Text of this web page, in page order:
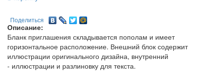
Поделиться
Описание:
Бланк приглашения складывается пополам и имеет
горизонтальное расположение. Внешний блок содержит
иллюстрации оригинального дизайна, внутренний
- иллюстрации и разлиновку для текста.